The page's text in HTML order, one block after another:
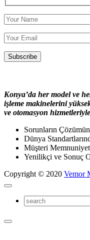
Konya’da her model ve
işleme makinelerini
ve otomasyon
Sorunların
Dünya
Müşteri
Yenilikçi ve Sonuç
Copyright © 2020 Vemor